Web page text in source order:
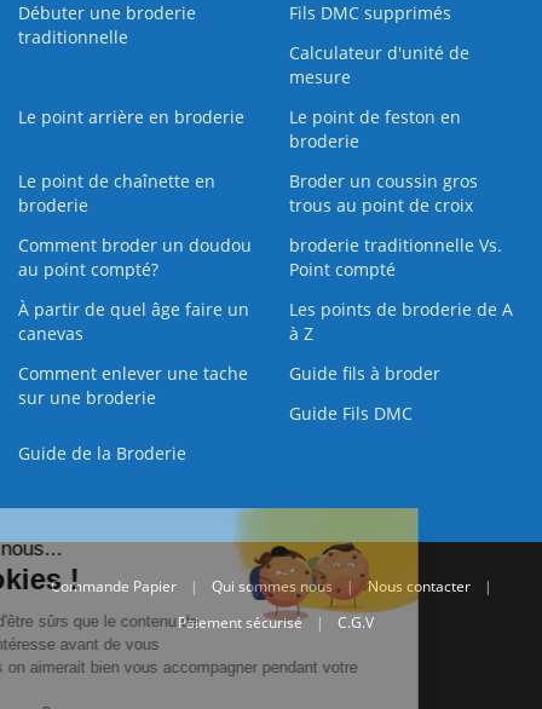
Débuter une broderie
traditionnelle
Fils DMC supprimés
Calculateur d'unité de
mesure
Le point arrière en broderie
Le point de feston en
broderie
Le point de chaînette en
broderie
Broder un coussin gros
trous au point de croix
Comment broder un doudou
au point compté?
broderie traditionnelle Vs.
Point compté
À partir de quel âge faire un
canevas
Les points de broderie de A
à Z
Comment enlever une tache
sur une broderie
Guide fils à broder
Guide Fils DMC
Guide de la Broderie
Commande Papier | Qui sommes nous | Nous contacter
|
Paiement sécurisé
| C.G.V